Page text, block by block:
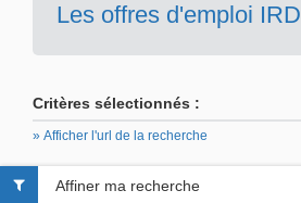
Les offres d'emploi IRD
Critères sélectionnés :
» Afficher l'url de la recherche
Affiner ma recherche